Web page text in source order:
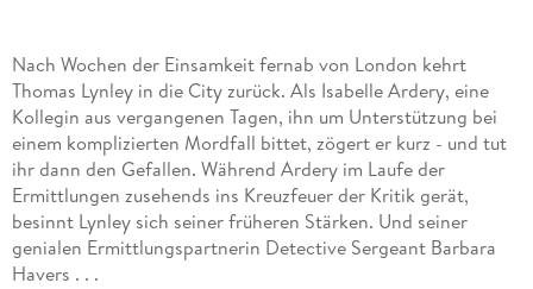
Nach Wochen der Einsamkeit fernab von London kehrt
Thomas Lynley in die City zurück. Als Isabelle Ardery, eine
Kollegin aus vergangenen Tagen, ihn um Unterstützung bei
einem komplizierten Mordfall bittet, zögert er kurz - und tut
ihr dann den Gefallen. Während Ardery im Laufe der
Ermittlungen zusehends ins Kreuzfeuer der Kritik gerät,
besinnt Lynley sich seiner früheren Stärken. Und seiner
genialen Ermittlungspartnerin Detective Sergeant Barbara
Havers . . .